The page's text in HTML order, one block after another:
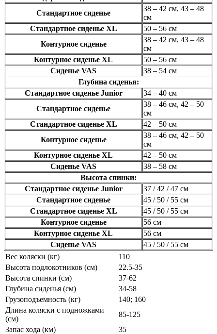
Стандартное сиденье
38 – 42 см, 43 – 48
см
Стандартное сиденье XL
50 – 56 см
Контурное сиденье
38 – 42 см, 43 – 48
см
Контурное сиденье XL
50 – 56 см
Сиденье VAS
38 – 54 см
Глубина сиденья:
Стандартное сиденье Junior
34 – 40 см
Стандартное сиденье
38 – 46 см, 42 – 50
см
Стандартное сиденье XL
42 – 50 см
Контурное сиденье
38 – 46 см, 42 – 50
см
Контурное сиденье XL
42 – 50 см
Сиденье VAS
38 – 58 см
Высота спинки:
Стандартное сиденье Junior
37 / 42 / 47 см
Стандартное сиденье
45 / 50 / 55 см
Стандартное сиденье XL
45 / 50 / 55 см
Контурное сиденье
56 см
Контурное сиденье XL
56 см
Сиденье VAS
45 / 50 / 55 см
Вес коляски (кг)
110
Высота подлокотников (см)
22.5-35
Высота спинки (см)
37-62
Глубина сиденья (см)
34-58
Грузоподъемность (кг)
140; 160
Длина коляски с подножками
(см)
85-125
Запас хода (км)
35